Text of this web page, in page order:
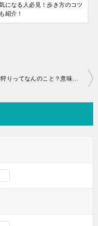
になる人必見！歩き方のコツ
も紹介！
蛍狩りってなんのこと？意味と時期について解説します！